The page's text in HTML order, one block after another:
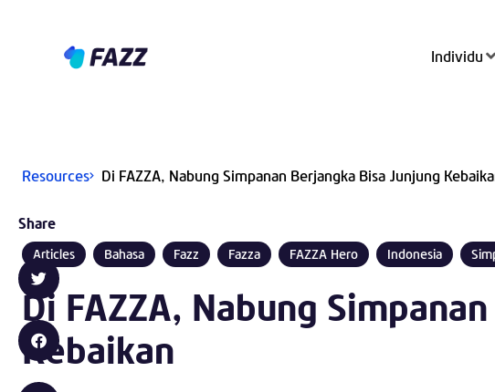
Individu
Resources Di FAZZA, Nabung Simpanan Berjangka Bisa Junjung
Articles Bahasa Fazz Fazza FAZZA Hero Indonesia
Di FAZZA, Nabung
Kebaikan
Share